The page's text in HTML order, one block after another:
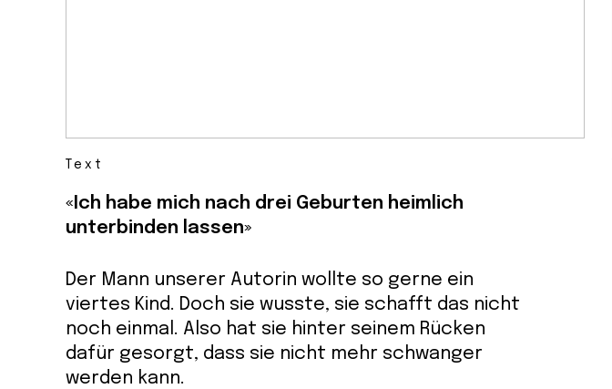
Text
«Ich habe mich nach drei Geburten heimlich
unterbinden lassen»
Der Mann unserer Autorin wollte so gerne ein
viertes Kind. Doch sie wusste, sie schafft das nicht
noch einmal. Also hat sie hinter seinem Rücken
dafür gesorgt, dass sie nicht mehr schwanger
werden kann.